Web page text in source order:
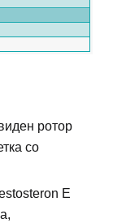
ротор
со
E